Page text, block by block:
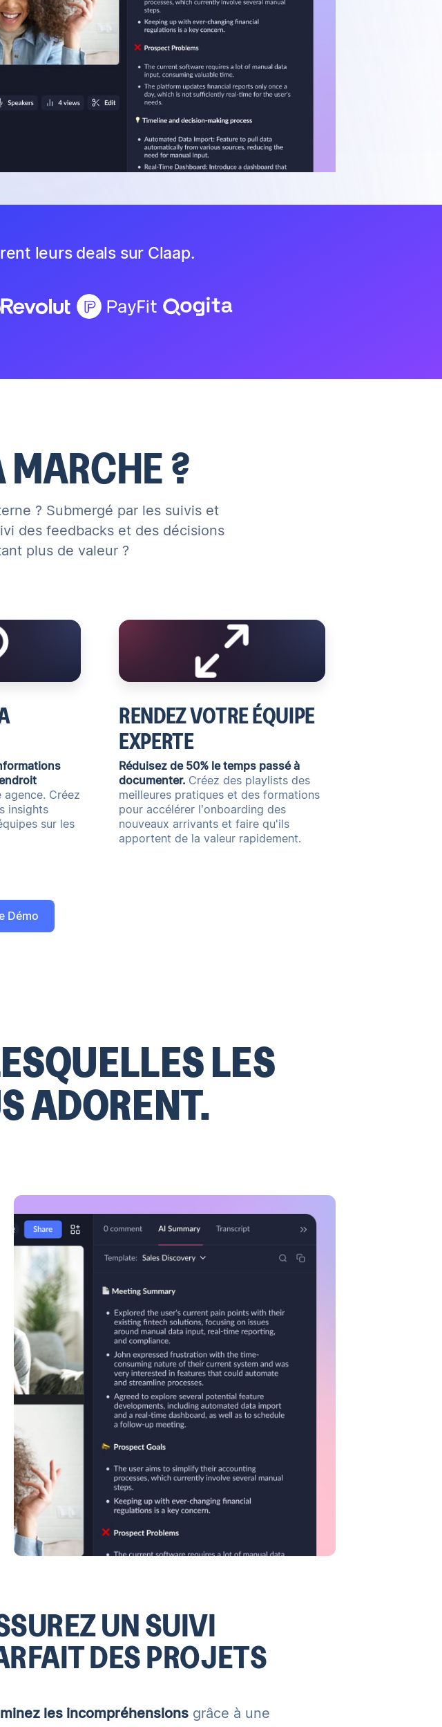
leurs deals sur Claap.
?
? Submergé par les suivis et
des feedbacks et des décisions
plus de valeur ?
Créez
insights
sur les
RENDEZ VOTRE ÉQUIPE
EXPERTE
Réduisez de 50% le temps passé à
documenter. Créez des playlists des
meilleures pratiques et des formations
pour accélérer l’onboarding des
nouveaux arrivants et faire qu'ils
apportent de la valeur rapidement.
Démo
LES
ADORENT.
UN SUIVI
DES PROJETS
les incompréhensions grâce à une